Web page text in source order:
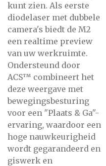
kunt zien. Als eerste
diodelaser met dubbele
camera's biedt de M2 ​​
een realtime preview
van uw werkruimte.
Ondersteund door
ACS™ combineert het
deze weergave met
bewegingsbesturing
voor een "Plaats & Ga"-
ervaring, waardoor een
hoge nauwkeurigheid
wordt gegarandeerd en
giswerk en